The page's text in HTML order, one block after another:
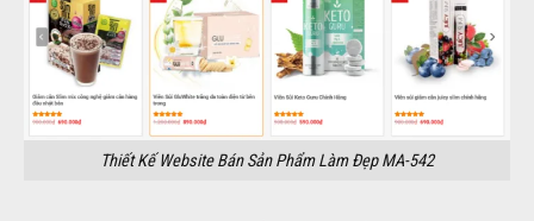
Thiết Kế Website Bán Sản Phẩm Làm Đẹp MA-542